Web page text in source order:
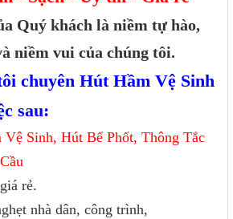
Quý khách là niềm tự hào,
niềm vui của chúng tôi.
chuyên Hút Hầm Vệ Sinh
sau:
Vệ Sinh, Hút Bể Phốt, Thông Tắc
rẻ.
nhà dân, công trình,